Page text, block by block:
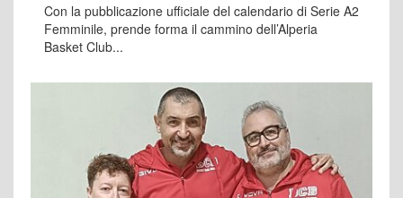
Con la pubblicazione ufficiale del calendario di Serie A2
Femminile, prende forma il cammino dell’Alperia
Basket Club...